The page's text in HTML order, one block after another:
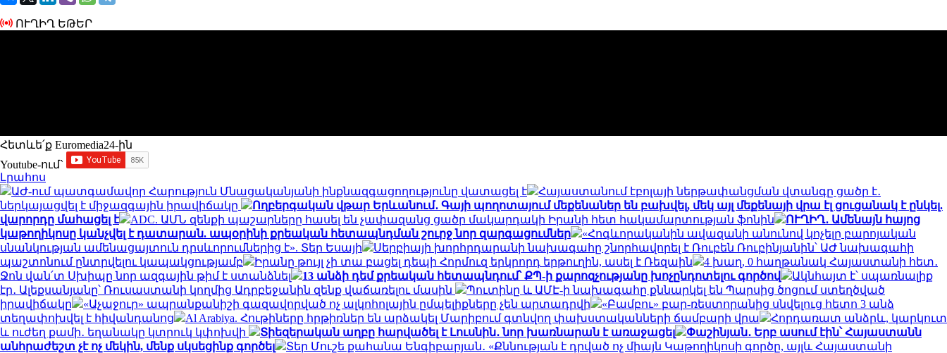
ՈՒՂԻՂ ԵԹԵՐ
Հետևե՛ք Euromedia24-ին
Youtube-ում`
Լրահոս
ԱԺ-ում պատգամավոր Հարություն Մնացականյանի ինքնազգացողությունը վատացել է
Հայաստանում էբոլայի ներթափանցման վտանգը ցածր է․
ներկայացվել է միջազգային իրավիճակը
Ողբերգական վթար Երևանում․ Գայի պողոտայում մեքենաներ են բախվել, մեկ այլ մեքենայի վրա էլ ցուցանակ է ընկել.
վարորդը մահացել է
ADC. ԱՄՆ զենքի պաշարները հասել են չափազանց ցածր մակարդակի Իրանի հետ հակամարտության ֆոնին
ՈՒՂԻՂ․ Ամենայն հայոց
կաթողիկոսը կանչվել է դատարան. ապօրինի քրեական հետապնդման շուրջ նոր զարգացումներ
«Հոգևորականին ավազանի անունով կոչելը բարոյական
սնանկության ամենացայտուն դրսևորումներից է». Տեր Եսայի
Սերբիայի խորհրդարանի նախագահը շնորհավորել է Ռուբեն Ռուբինյանին՝ ԱԺ նախագահի
պաշտոնում ընտրվելու կապակցությամբ
Իրանը թույլ չի տա բացել դեպի Հորմուզ երկրորդ երթուղին, ասել է Ռեզաին
4 խաղ, 0 հաղթանակ Հայաստանի հետ․
Ջոն վան՛տ Սխիպը նոր ազգային թիմ է ստանձնել
13 անձի դեմ քրեական հետապնդում՝ ՔՊ-ի քարոզչությանը խոչընդոտելու գործով
Ակնհայտ է՝ սպառնալիք
էր․ Ալեքսանյանը՝ Ռուսաստանի կողմից Ադրբեջանին զենք վաճառելու մասին
Պուտինը և ԱՄԷ-ի նախագահը քննարկել են Պարսից ծոցում ստեղծված
իրավիճակը
«Աչաջուր» ապրանքանիշի գազավորված ոչ ալկոհոլային ըմպելիքները չեն արտադրվի
«Բամբու» բար-ռեստորանից սնվելուց հետո 3 անձ
տեղափոխվել է հիվանդանոց
Al Arabiya. Հութիները հրթիռներ են արձակել Մարիբում գտնվող փախստականների ճամբարի վրա
Հորդառատ անձրև, կարկուտ
և ուժեղ քամի․ եղանակը կտրուկ կփոխվի
Տիեզերական աղբը հարվածել է Լուսնին․ նոր խառնարան է առաջացել
Փաշինյան․ Երբ ասում էին՝ Հայաստանն
անհրաժեշտ չէ ոչ մեկին, մենք սկսեցինք գործել
Տեր Մուշե քահանա Ենգիբարյան․ «Քննության է դրված ոչ միայն Կաթողիկոսի գործը, այլև Հայաստանի